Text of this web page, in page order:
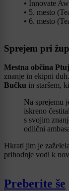
• Innovate
• 5. mesto
• 6. mesto
Sprejem pri
Mestna občina Ptuj
znanje in ekipni
Bučku in staršem,
Na sprejemu
iskreno
s svojim
odlični
Hkrati jim je
prihodnje vodi k
Preberite še